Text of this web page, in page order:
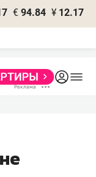
€ 94.84 ¥ 12.17